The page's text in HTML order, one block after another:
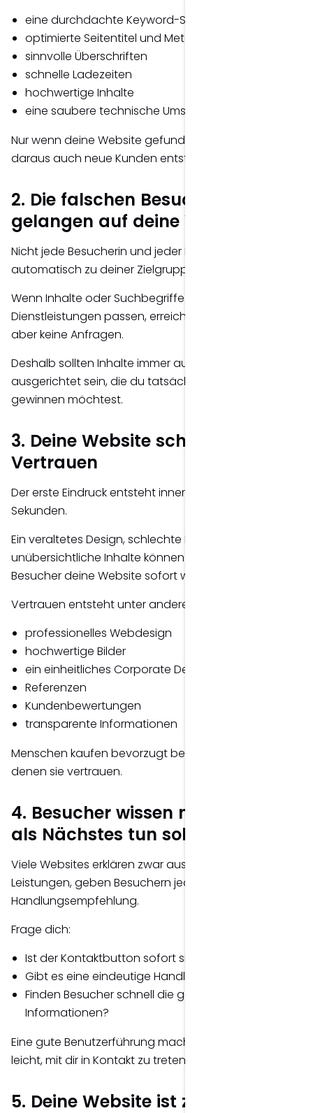
eine durchdachte Keyword-Strategie
optimierte Seitentitel und Meta-Beschreibungen
sinnvolle Überschriften
schnelle Ladezeiten
hochwertige Inhalte
eine saubere technische Umsetzung
Nur wenn deine Website gefunden wird, können
daraus auch neue Kunden entstehen.
2. Die falschen Besucher
gelangen auf deine Website
Nicht jede Besucherin und jeder Besucher gehört
automatisch zu deiner Zielgruppe.
Wenn Inhalte oder Suchbegriffe nicht zu deinen
Dienstleistungen passen, erreichst du zwar Traffic –
aber keine Anfragen.
Deshalb sollten Inhalte immer auf die Menschen
ausgerichtet sein, die du tatsächlich als Kunden
gewinnen möchtest.
3. Deine Website schafft kein
Vertrauen
Der erste Eindruck entsteht innerhalb weniger
Sekunden.
Ein veraltetes Design, schlechte Bilder oder
unübersichtliche Inhalte können dazu führen, dass
Besucher deine Website sofort wieder verlassen.
Vertrauen entsteht unter anderem durch:
professionelles Webdesign
hochwertige Bilder
ein einheitliches Corporate Design
Referenzen
Kundenbewertungen
transparente Informationen
Menschen kaufen bevorzugt bei Unternehmen,
denen sie vertrauen.
4. Besucher wissen nicht, was sie
als Nächstes tun sollen
Viele Websites erklären zwar ausführlich ihre
Leistungen, geben Besuchern jedoch keine klare
Handlungsempfehlung.
Frage dich:
Ist der Kontaktbutton sofort sichtbar?
Gibt es eine eindeutige Handlungsaufforderung?
Finden Besucher schnell die gewünschten
Informationen?
Eine gute Benutzerführung macht es Interessenten
leicht, mit dir in Kontakt zu treten.
5. Deine Website ist zu langsam